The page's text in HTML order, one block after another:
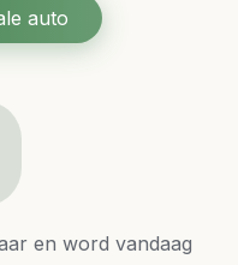
auto
en word vandaag